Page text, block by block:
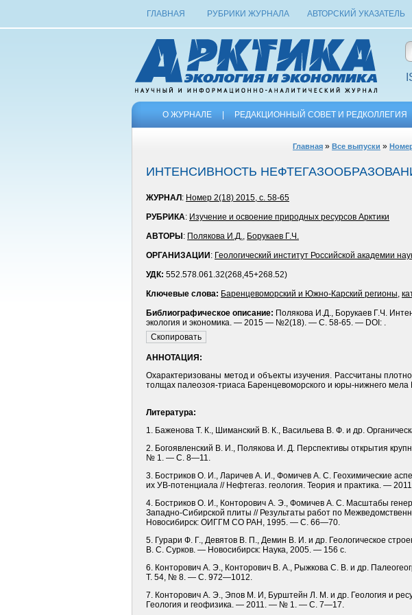
ГЛАВНАЯ РУБРИКИ ЖУРНАЛА АВТОРСКИЙ УКАЗАТЕЛЬ
О ЖУРНАЛЕ РЕДАКЦИОННЫЙ СОВЕТ И РЕДКОЛЛЕГИЯ
Главная » Все выпуски »
ИНТЕНСИВНОСТЬ
ЖУРНАЛ : Номер 2(18) 2015, с. 58-65
РУБРИКА: Изучение и освоение природных ресурсов Арктики
АВТОРЫ : Полякова И.Д., Борукаев Г.Ч.
ОРГАНИЗАЦИИ : Геологический институт Российской академии
УДК: 552.578.061.32(268,45+268.52)
Ключевые слова: Баренцевоморский и Южно-Карский регионы,
Библиографическое описание: Полякова И.Д., Борукаев Г.Ч.
экология и экономика. — 2015 — №2(18). — С. 58-65. — DOI: .
АННОТАЦИЯ:
Охарактеризованы метод и объекты изучения. Рассчитаны
толщах палеозоя-триаса Баренцевоморского и юры-нижнего мела
Литература:
1. Баженова Т. К., Шиманский В. К., Васильева В. Ф. и др.
2. Богоявленский В. И., Полякова И. Д. Перспективы открытия
№ 1. — С. 8—11.
3. Бостриков О. И., Ларичев А. И., Фомичев А. С. Геохимические
их УВ-потенциала // Нефтегаз. геология. Теория и практика. —
4. Бостриков О. И., Конторович А. Э., Фомичев А. С. Масштабы
Западно-Сибирской плиты // Результаты работ по
Новосибирск: ОИГГМ СО РАН, 1995. — С. 66—70.
5. Гурари Ф. Г., Девятов В. П., Демин В. И. и др. Геологическое
В. С. Сурков. — Новосибирск: Наука, 2005. — 156 с.
6. Конторович А. Э., Конторович В. А., Рыжкова С. В. и др.
Т. 54, № 8. — С. 972—1012.
7. Конторович А. Э., Эпов М. И, Бурштейн Л. М. и др. Геология и
Геология и геофизика. — 2011. — № 1. — С. 7—17.